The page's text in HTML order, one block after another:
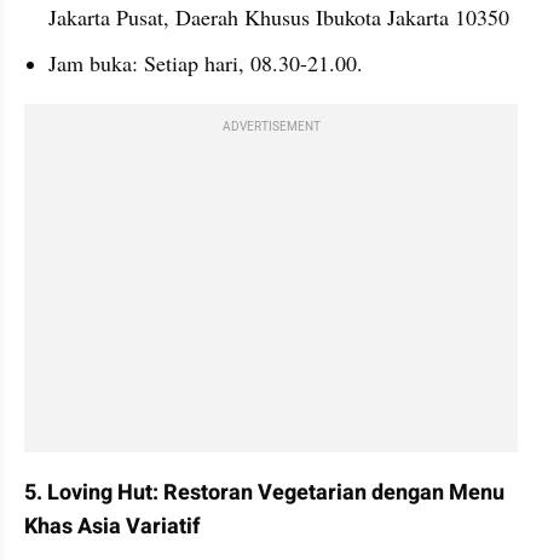
Jakarta Pusat, Daerah Khusus Ibukota Jakarta 10350
Jam buka: Setiap hari, 08.30-21.00.
ADVERTISEMENT
5. Loving Hut: Restoran Vegetarian dengan Menu
Khas Asia Variatif